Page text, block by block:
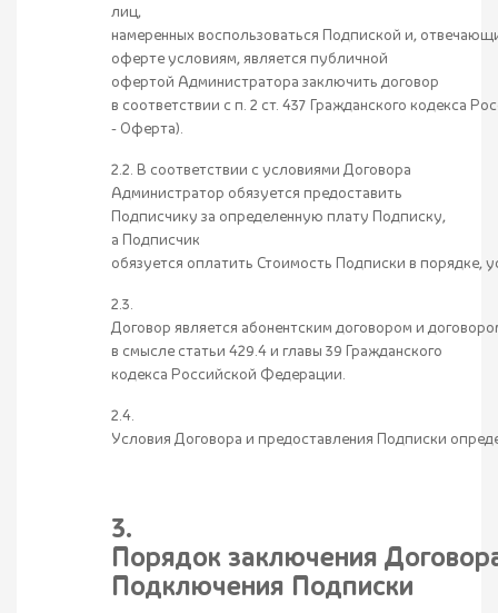
лиц,
намеренных воспользоваться Подпиской и,
оферте условиям, является публичной
офертой Администратора заключить договор
в соответствии с п. 2 ст. 437 Гражданского кодекса
- Оферта).
2.2. В соответствии с условиями Договора
Администратор обязуется предоставить
Подписчику за определенную плату Подписку,
а Подписчик
обязуется оплатить Стоимость Подписки в порядке,
2.3.
Договор является абонентским договором и
в смысле статьи 429.4 и главы 39 Гражданского
кодекса Российской Федерации.
2.4.
Условия Договора и предоставления Подписки
3.
Порядок заключения
Подключения Подписки